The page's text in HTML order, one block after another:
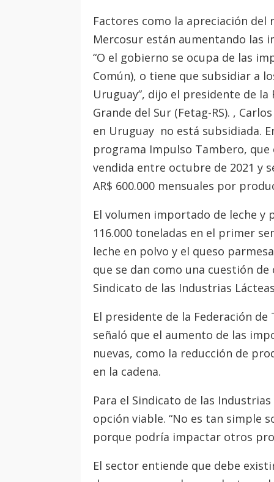
Factores como la apreciación del
Mercosur están aumentando las
“O el gobierno se ocupa de las
Común), o tiene que subsidiar a
Uruguay”, dijo el presidente de
Grande del Sur (Fetag-RS). ,
en Uruguay no está subsidiada.
programa Impulso Tambero,
vendida entre octubre de 2021 y
AR$ 600.000 mensuales por
El volumen importado de leche y
116.000 toneladas en el primer
leche en polvo y el queso
que se dan como una cuestión
Sindicato de las Industrias
El presidente de la Federación
señaló que el aumento de las
nuevas, como la reducción de
en la cadena.
Para el Sindicato de las
opción viable. “No es tan simple
porque podría impactar otros
El sector entiende que debe